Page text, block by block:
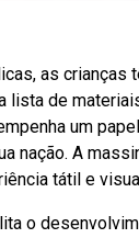
as crianças
lista de
um
nação. A
tátil e
o